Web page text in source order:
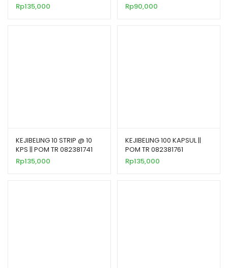
Rp135,000
Rp90,000
KEJIBELING 10 STRIP @ 10
KPS || POM TR 082381741
Rp135,000
KEJIBELING 100 KAPSUL ||
POM TR 082381761
Rp135,000